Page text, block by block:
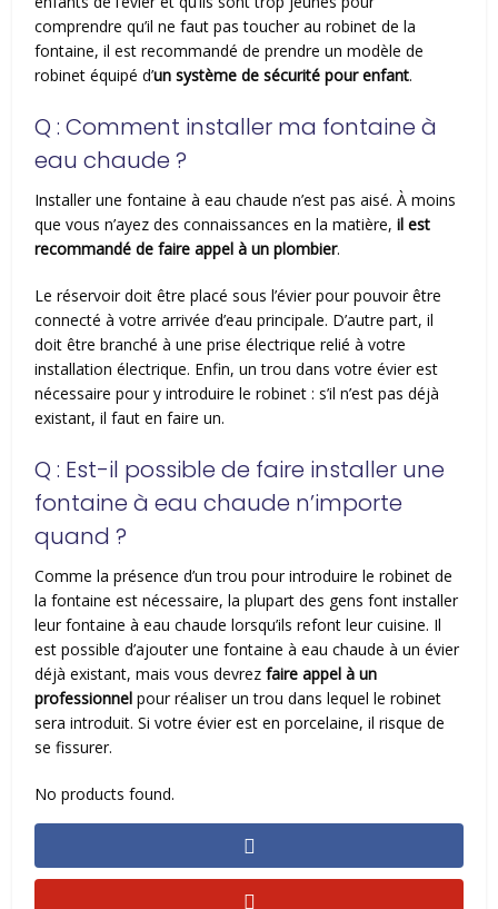
comprendre qu’il ne faut pas toucher au robinet de la
fontaine, il est recommandé de prendre un modèle de
robinet équipé d’un système de sécurité pour enfant.
Q : Comment installer ma fontaine à
eau chaude ?
Installer une fontaine à eau chaude n’est pas aisé. À moins
que vous n’ayez des connaissances en la matière,il est
recommandé de faire appel à un plombier.
Le réservoir doit être placé sous l’évier pour pouvoir être
connecté à votre arrivée d’eau principale. D’autre part, il
doit être branché à une prise électrique relié à votre
installation électrique. Enfin, un trou dans votre évier est
nécessaire pour y introduire le robinet : s’il n’est pas déjà
existant, il faut en faire un.
Q : Est-il possible de faire installer une
fontaine à eau chaude n’importe
quand ?
Comme la présence d’un trou pour introduire le robinet de
la fontaine est nécessaire, la plupart des gens font installer
leur fontaine à eau chaude lorsqu’ils refont leur cuisine. Il
est possible d’ajouter une fontaine à eau chaude à un évier
déjà existant, mais vous devrezfaire appel à un
professionnel pour réaliser un trou dans lequel le robinet
sera introduit. Si votre évier est en porcelaine, il risque de
se fissurer.
No products found.